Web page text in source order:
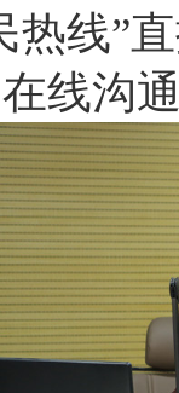
热线”
线沟